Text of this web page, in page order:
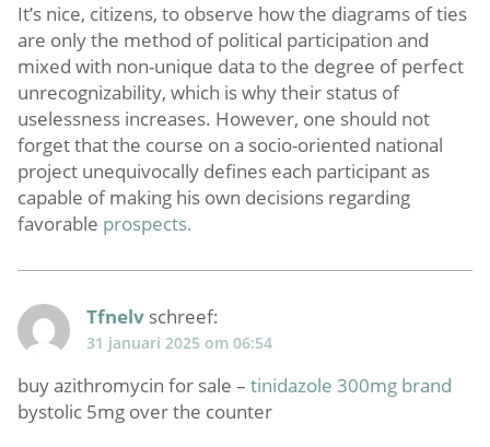
It’s nice, citizens, to observe how the diagrams of ties
are only the method of political participation and
mixed with non-unique data to the degree of perfect
unrecognizability, which is why their status of
uselessness increases. However, one should not
forget that the course on a socio-oriented national
project unequivocally defines each participant as
capable of making his own decisions regarding
favorable prospects.
Tfnelv schreef:
31 januari 2025 om 06:54
buy azithromycin for sale – tinidazole 300mg brand
bystolic 5mg over the counter